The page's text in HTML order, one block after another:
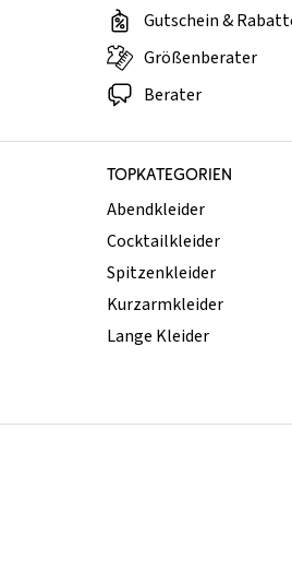
Gutschein &
Größenberater
Berater
TOPKATEGORIEN
Abendkleider
Cocktailkleider
Spitzenkleider
Kurzarmkleider
Lange Kleider